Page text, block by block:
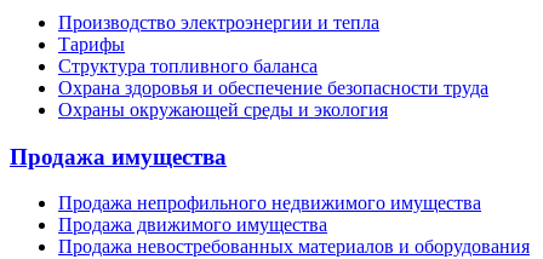
Производство электроэнергии и тепла
Тарифы
Структура топливного баланса
Охрана здоровья и обеспечение безопасности труда
Охраны окружающей среды и экология
Продажа имущества
Продажа непрофильного недвижимого имущества
Продажа движимого имущества
Продажа невостребованных материалов и оборудования